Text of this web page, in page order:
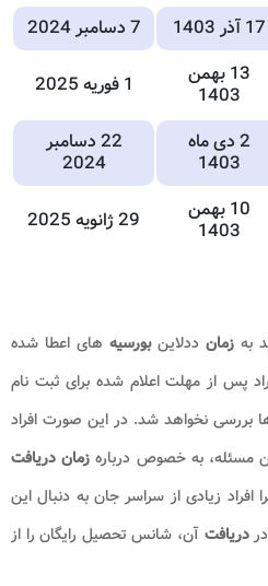
17 آذر 1403
7 دسامبر 2024
13 بهمن
1403
1 فوریه 2025
2 دی ماه
1403
22 دسامبر
2024
10 بهمن
1403
29 ژانویه 2025
به زمان ددلاینبورسیه های اعطا شده
پس از مهلت اعلام شده برای ثبت نام
بررسی نخواهد شد. در این صورت افراد
مسئله، به خصوص درباره زمان دریافت
زیادی از سراسر جان به دنبال این
دریافت آن، شانس تحصیل رایگان را از